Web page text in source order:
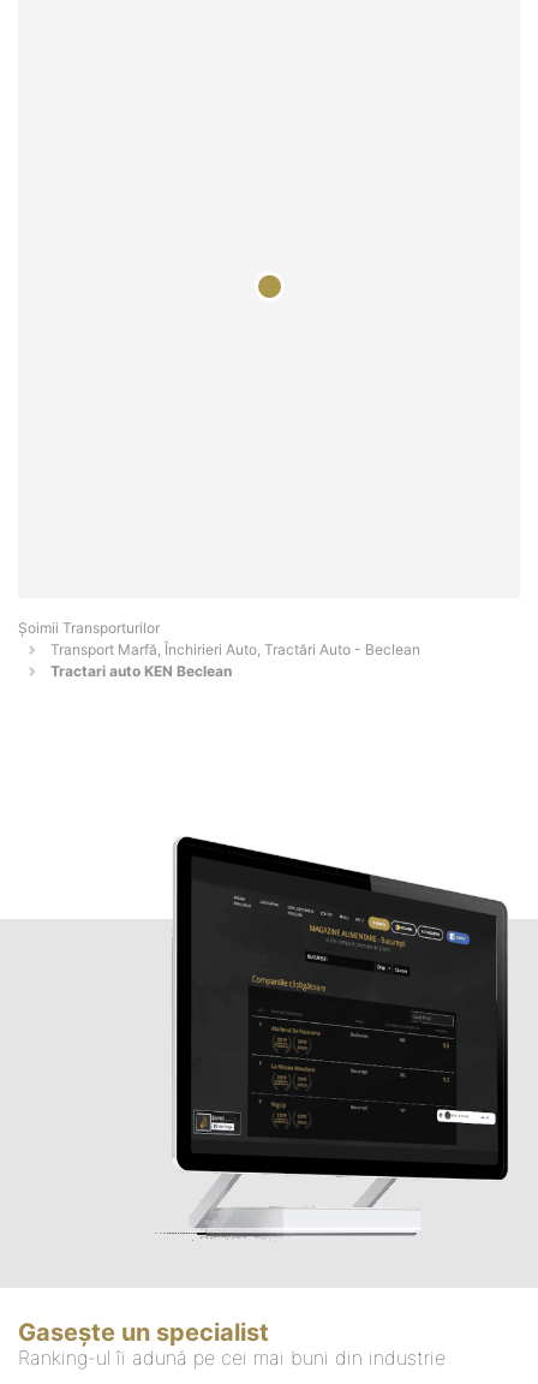
Șoimii Transporturilor
Transport Marfă, Închirieri Auto, Tractări Auto - Beclean
Tractari auto KEN Beclean
Gasește un specialist
Ranking-ul îi adună pe cei mai buni din industrie